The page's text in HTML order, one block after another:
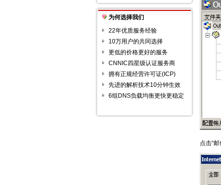
为何选择我们
22年优质服务经验
10万用户的共同选择
更低的价格更好的服务
CNNIC四星级认证服务商
拥有正规经营许可证(ICP)
先进的解析技术10分钟生效
6组DNS负载均衡更快更稳定
点击“